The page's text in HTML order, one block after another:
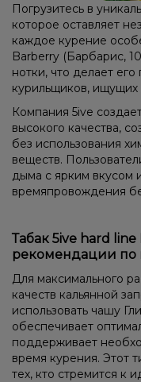
Погрузитесь в
которое оставляет
каждое курение
Barberry (Барбарис,
нотки, что делает
курильщиков,
Компания 5ive
высокого качества,
без использования
веществ.
дыма с ярким вкусом
времяпровождения
Табак 5ive hard
рекомендации по
Для максимального
качеств кальянной
использовать чашу
обеспечивает
поддерживает
время курения. Этот
тех, кто стремится к